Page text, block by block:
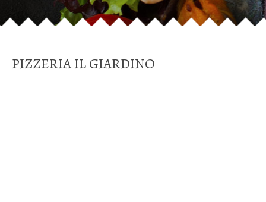
PIZZERIA IL GIARDINO